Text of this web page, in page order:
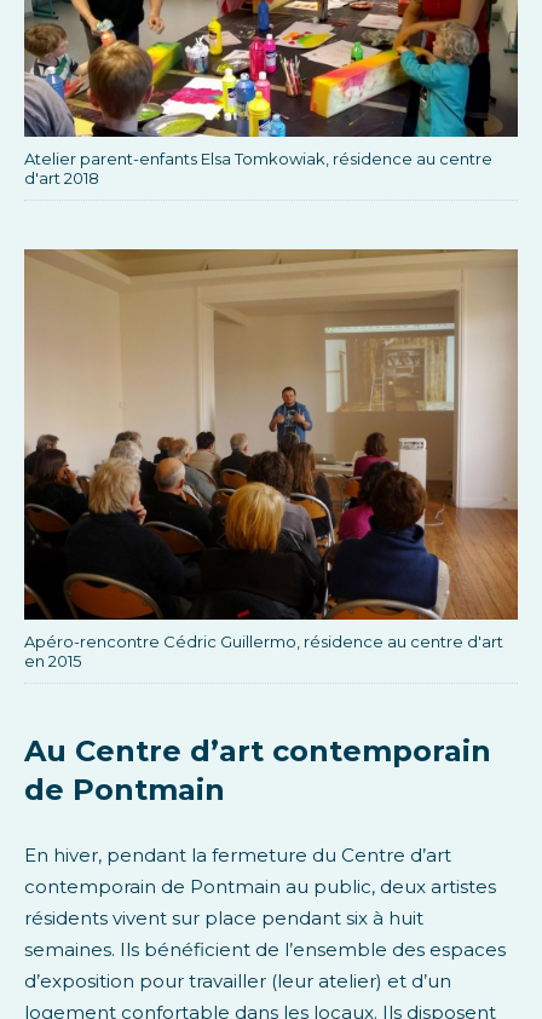
Atelier parent-enfants Elsa Tomkowiak, résidence au centre
d'art 2018
Apéro-rencontre Cédric Guillermo, résidence au centre d'art
en 2015
Au Centre d’art contemporain
de Pontmain
En hiver, pendant la fermeture du Centre d’art
contemporain de Pontmain au public, deux artistes
résidents vivent sur place pendant six à huit
semaines. Ils bénéficient de l’ensemble des espaces
d’exposition pour travailler (leur atelier) et d’un
logement confortable dans les locaux. Ils disposent